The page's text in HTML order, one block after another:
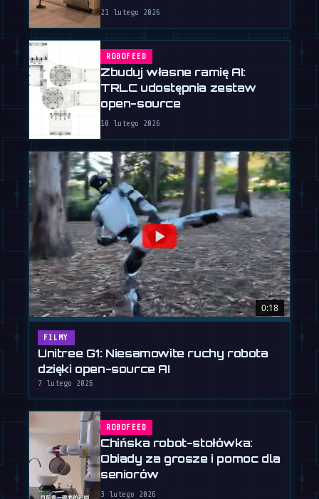
21 lutego 2026
ROBOFEED
Zbuduj własne ramię AI:
TRLC udostępnia zestaw
open-source
10 lutego 2026
0:18
FILMY
Unitree G1: Niesamowite ruchy robota
dzięki open-source AI
7 lutego 2026
ROBOFEED
Chińska robot-stołówka:
Obiady za grosze i pomoc dla
seniorów
3 lutego 2026